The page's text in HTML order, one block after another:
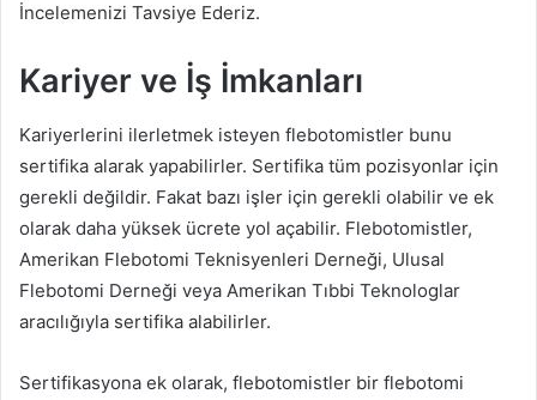
İncelemenizi Tavsiye Ederiz.
Kariyer ve İş İmkanları
Kariyerlerini ilerletmek isteyen flebotomistler bunu
sertifika alarak yapabilirler. Sertifika tüm pozisyonlar için
gerekli değildir. Fakat bazı işler için gerekli olabilir ve ek
olarak daha yüksek ücrete yol açabilir. Flebotomistler,
Amerikan Flebotomi Teknisyenleri Derneği, Ulusal
Flebotomi Derneği veya Amerikan Tıbbi Teknologlar
aracılığıyla sertifika alabilirler.
Sertifikasyona ek olarak, flebotomistler bir flebotomi